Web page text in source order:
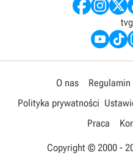
O nas Regulamin
Polityka prywatności
Praca
Copyright © 2000 -